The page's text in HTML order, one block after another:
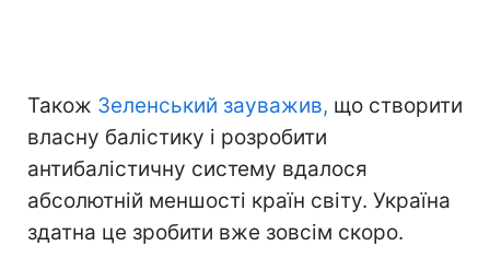
Також Зеленський зауважив, що створити
власну балістику і розробити
антибалістичну систему вдалося
абсолютній меншості країн світу. Україна
здатна це зробити вже зовсім скоро.